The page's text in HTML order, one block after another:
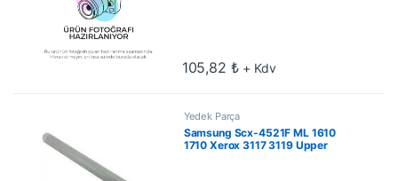
105,82 ₺ + Kdv
Yedek Parça
Samsung Scx-4521F ML 1610
1710 Xerox 3117 3119 Upper